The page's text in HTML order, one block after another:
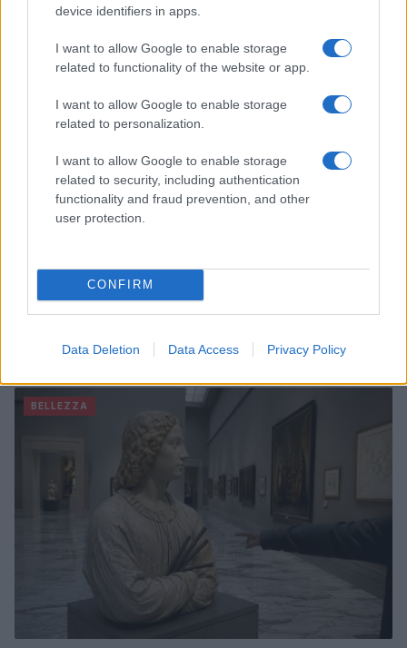
device identifiers in apps.
I want to allow Google to enable storage
related to functionality of the website or app.
I want to allow Google to enable storage
related to personalization.
I want to allow Google to enable storage
related to security, including authentication
functionality and fraud prevention, and other
user protection.
CONFIRM
Data Deletion Data Access Privacy Policy
BELLEZZA
glamour
BELLEZZA